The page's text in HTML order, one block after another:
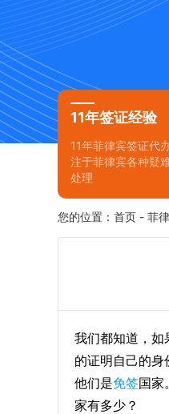
11年签证经验
11年菲律宾签证代
注于菲律宾各种疑
处理
您的位置： 首页 - 菲
我们都知道，如
的证明自己的
他们是免签国家
家有多少？